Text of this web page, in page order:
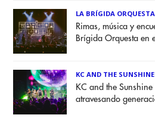
LA BRÍGIDA ORQUESTA
Rimas, música y
Brígida Orquesta en
KC AND THE
KC and the
atravesando